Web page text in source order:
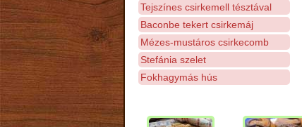
Tejszínes csirkemell tésztával
Baconbe tekert csirkemáj
Mézes-mustáros csirkecomb
Stefánia szelet
Fokhagymás hús